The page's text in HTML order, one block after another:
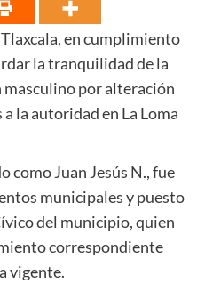
en cumplimiento
la tranquilidad de la
masculino por alteración
la autoridad en La Loma
como Juan Jesús N., fue
municipales y puesto
del municipio, quien
correspondiente
vigente.